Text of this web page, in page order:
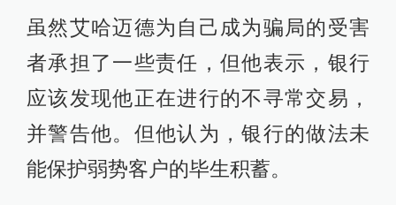
虽然艾哈迈德为自己成为骗局的受害
者承担了一些责任，但他表示，银行
应该发现他正在进行的不寻常交易，
并警告他。但他认为，银行的做法未
能保护弱势客户的毕生积蓄。